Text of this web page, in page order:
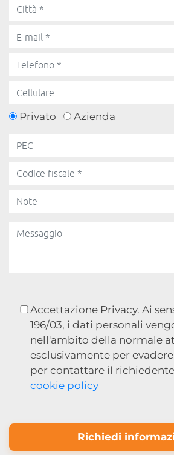
Privato Azienda
Accettazione Privacy. Ai
196/03, i dati personali
nell'ambito della normale
esclusivamente per
per contattare il
cookie policy
Richiedi